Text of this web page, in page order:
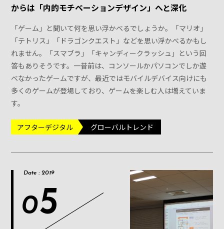
からは「内的モチベーションデザイン」へと深化
「ゲーム」と聞いて何を思い浮かべるでしょうか。「マリオ」
「テトリス」「ドラゴンクエスト」などを思い浮かべるかもし
れません。「スマブラ」「キャンディークラッシュ」という回
答もありそうです。一昔前は、コンソールかパソコンでしか遊
べなかったゲームですが、最近ではモバイルデバイス向けにも
多くのゲームが登場しており、ゲームを楽しむ人は増えていま
す。
アフターデジタル グローバルトレンド
Date : 2019
05